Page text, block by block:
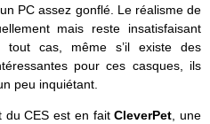
PC assez gonflé. Le réalisme de
mais reste insatisfaisant
cas, même s’il existe des
pour ces casques, ils
peu inquiétant.
du CES est en faitCleverPet, une